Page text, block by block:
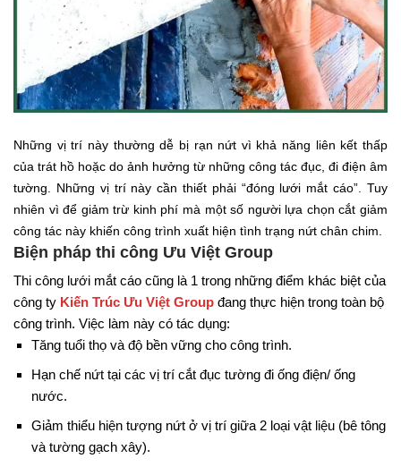
Những vị trí này thường dễ bị rạn nứt vì khả năng liên kết thấp
của trát hồ hoặc do ảnh hưởng từ những công tác đục, đi điện âm
tường. Những vị trí này cần thiết phải “đóng lưới mắt cáo”. Tuy
nhiên vì để giảm trừ kinh phí mà một số người lựa chọn cắt giảm
công tác này khiến công trình xuất hiện tình trạng nứt chân chim.
Biện pháp thi công Ưu Việt Group
Thi công lưới mắt cáo cũng là 1 trong những điểm khác biệt của
công ty Kiến Trúc Ưu Việt Group đang thực hiện trong toàn bộ
công trình. Việc làm này có tác dụng:
Tăng tuổi thọ và độ bền vững cho công trình.
Hạn chế nứt tại các vị trí cắt đục tường đi ống điện/ ống
nước.
Giảm thiểu hiện tượng nứt ở vị trí giữa 2 loại vật liệu (bê tông
và tường gạch xây).